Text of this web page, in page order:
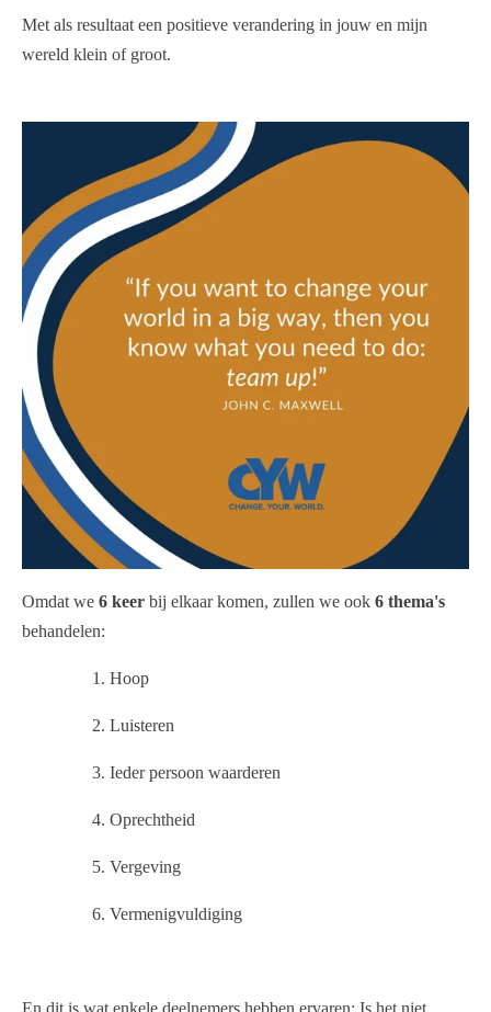
Met als resultaat een positieve verandering in jouw en mijn
wereld klein of groot.
Omdat we 6 keer bij elkaar komen, zullen we ook 6 thema's
behandelen:
1. Hoop
2. Luisteren
3. Ieder persoon waarderen
4. Oprechtheid
5. Vergeving
6. Vermenigvuldiging